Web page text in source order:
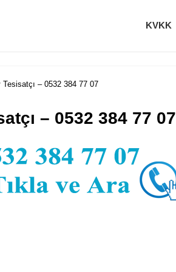
KVKK
– 0532 384 77 07
– 0532 384 77 07